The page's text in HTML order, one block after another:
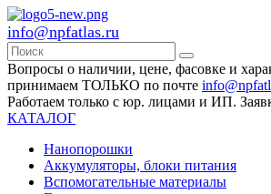
info@npfatlas.ru
Вопросы о наличии, цене, фасовке и
принимаем ТОЛЬКО по почте
Работаем только с юр. лицами и ИП.
КАТАЛОГ
Нанопорошки
Аккумуляторы, блоки питания
Вспомогательные материалы